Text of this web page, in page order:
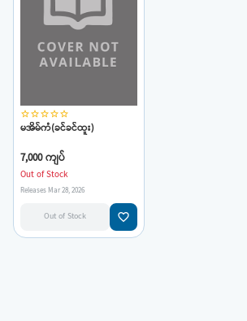
star_borderstar_borderstar_borderstar_borderstar_border
မအိမ်ကံ(ခင်ခင်ထူး)
7,000 ကျပ်
Out of Stock
Releases Mar 28, 2026
Out of Stock favorite_border